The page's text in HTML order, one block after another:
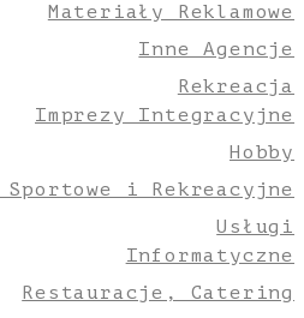
Materiały Reklamowe
Inne Agencje
Rekreacja
Imprezy Integracyjne
Hobby
i Rekreacyjne
Usługi
Informatyczne
Restauracje, Catering